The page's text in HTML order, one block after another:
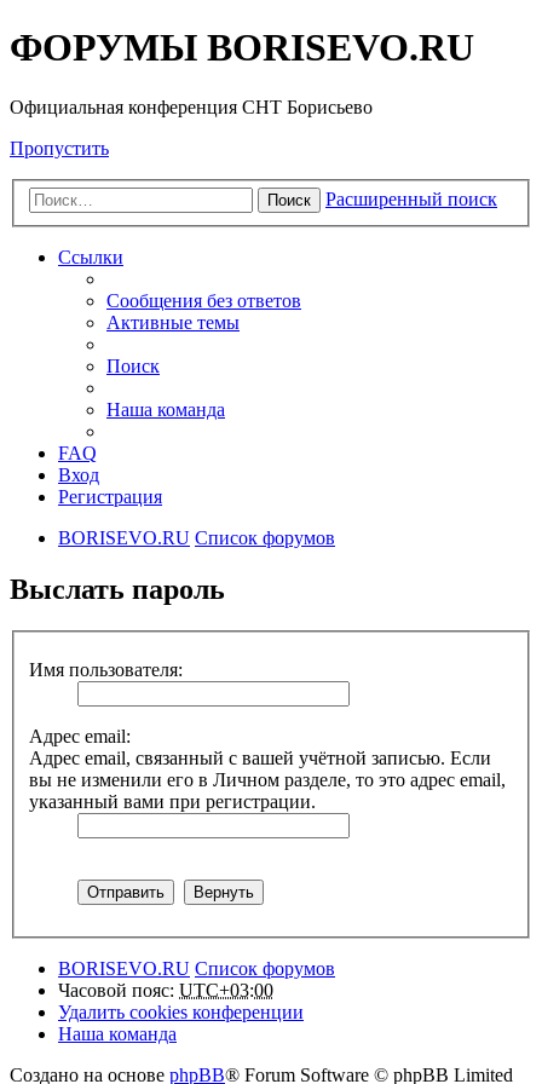
ФОРУМЫ BORISEVO.RU
Официальная конференция СНТ Борисьево
Пропустить
Поиск Расширенный поиск
Ссылки
Сообщения без ответов
Активные темы
Поиск
Наша команда
FAQ
Вход
Регистрация
BORISEVO.RU Список форумов
Выслать пароль
Имя пользователя:
Адрес email:
Адрес email, связанный с вашей учётной записью. Если
вы не изменили его в Личном разделе, то это адрес email,
указанный вами при регистрации.
BORISEVO.RU Список форумов
Часовой пояс: UTC+03:00
Удалить cookies конференции
Наша команда
Создано на основе phpBB® Forum Software © phpBB Limited